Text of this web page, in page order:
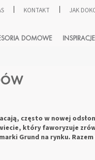
KONTAKT JAK
DOMOWE INSPIRACJE
często w nowej
który faworyzuje
Grund na rynku.